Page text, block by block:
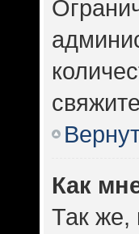
Как
Так же,